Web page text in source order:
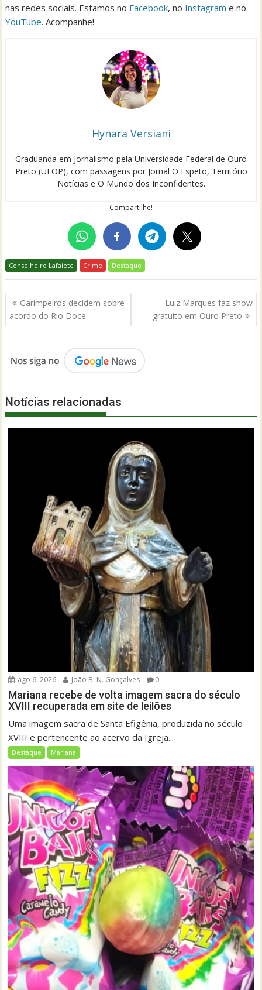
nas redes sociais. Estamos no Facebook, no Instagram e no
YouTube. Acompanhe!
Hynara Versiani
Graduanda em Jornalismo pela Universidade Federal de Ouro
Preto (UFOP), com passagens por Jornal O Espeto, Território
Notícias e O Mundo dos Inconfidentes.
Compartilhe!
Conselheiro Lafaiete Crime Destaque
Navegação
de
Post
Garimpeiros decidem sobre
acordo do Rio Doce
Luiz Marques faz show
gratuito em Ouro Preto
Notícias relacionadas
ago 6, 2026 João B. N. Gonçalves 0
Mariana recebe de volta imagem sacra do século
XVIII recuperada em site de leilões
Uma imagem sacra de Santa Efigênia, produzida no século
XVIII e pertencente ao acervo da Igreja...
Destaque Mariana